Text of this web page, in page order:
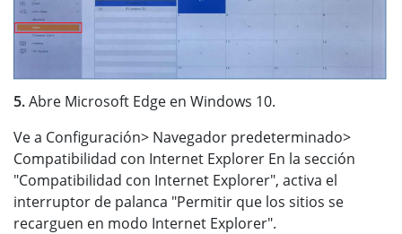
5.Abre Microsoft Edge en Windows 10.
Ve a Configuración> Navegador predeterminado>
Compatibilidad con Internet Explorer En la sección
"Compatibilidad con Internet Explorer", activa el
interruptor de palanca "Permitir que los sitios se
recarguen en modo Internet Explorer".